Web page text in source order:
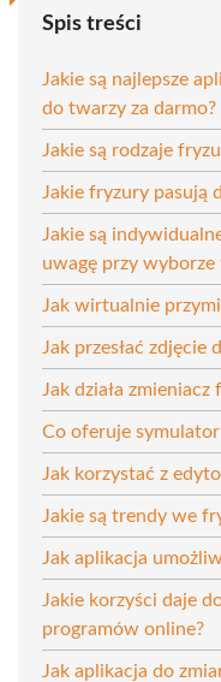
Spis treści
Jakie są najlepsze
do twarzy za darmo?
Jakie są rodzaje
Jakie fryzury pasują
Jakie są
uwagę przy wyborze
Jak wirtualnie
Jak przesłać
Jak działa
Co oferuje
Jak korzystać z
Jakie są trendy we
Jak aplikacja
Jakie korzyści daje
programów online?
Jak aplikacja do